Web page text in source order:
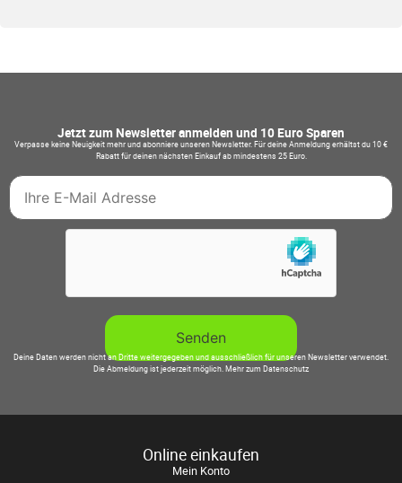
Jetzt zum Newsletter anmelden und 10 Euro Sparen
Verpasse keine Neuigkeit mehr und abonniere unseren Newsletter. Für deine Anmeldung erhältst du 10 €
Rabatt für deinen nächsten Einkauf ab mindestens 25 Euro.
Deine Daten werden nicht an Dritte weitergegeben und ausschließlich für unseren Newsletter verwendet.
Die Abmeldung ist jederzeit möglich.Mehr zum Datenschutz
Online einkaufen
Mein Konto